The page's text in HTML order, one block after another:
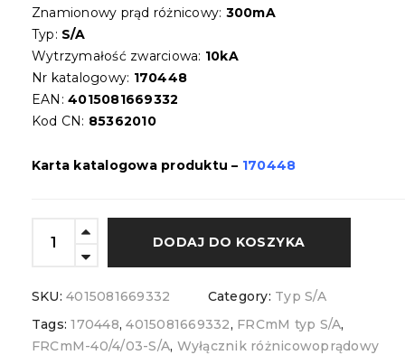
Znamionowy prąd różnicowy: 300mA
Typ: S/A
Wytrzymałość zwarciowa: 10kA
Nr katalogowy: 170448
EAN:4015081669332
Kod CN: 85362010
Karta katalogowa produktu – 170448
DODAJ DO KOSZYKA
SKU:4015081669332 Category: Typ S/A
Tags:170448,4015081669332, FRCmM typ S/A,
FRCmM-40/4/03-S/A, Wyłącznik różnicowoprądowy